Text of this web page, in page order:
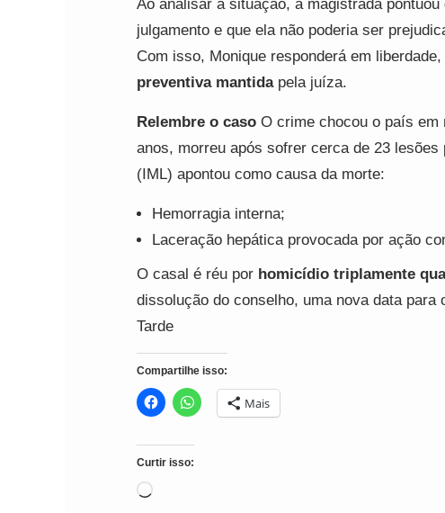
Ao analisar a situação, a magistrada
julgamento e que ela não poderia ser
Com isso, Monique responderá em liberdade,
preventiva mantidapela juíza.
Relembre o caso O crime chocou o país em
anos, morreu após sofrer cerca de 23
(IML) apontou como causa da morte:
Hemorragia interna;
Laceração hepática provocada por ação
O casal é réu por homicídio triplamente
dissolução do conselho, uma nova data para
Tarde
Compartilhe isso:
Mais
Curtir isso:
Carregando...